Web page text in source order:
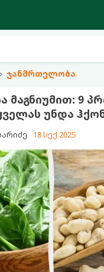
ჯანმრთელობა
მაგნიუმით: 9
უნდა
18 სექ 2025